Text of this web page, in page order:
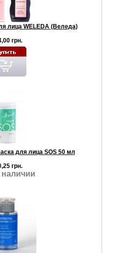
лица WELEDA (Веледа)
грн.
для лица SOS 50 мл
грн.
наличии